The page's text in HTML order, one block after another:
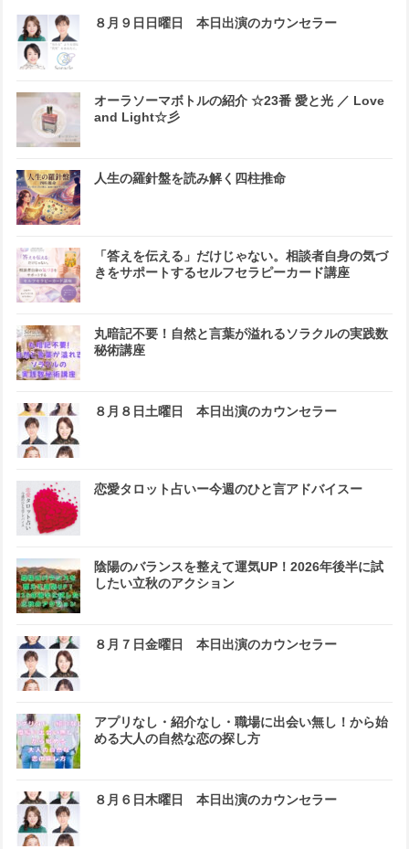
８月９日日曜日 本日出演のカウンセラー
オーラソーマボトルの紹介 ☆23番 愛と光 ／ Love
and Light☆彡
人生の羅針盤を読み解く四柱推命
「答えを伝える」だけじゃない。相談者自身の気づ
きをサポートするセルフセラピーカード講座
丸暗記不要！自然と言葉が溢れるソラクルの実践数
秘術講座
８月８日土曜日 本日出演のカウンセラー
恋愛タロット占いー今週のひと言アドバイスー
陰陽のバランスを整えて運気UP！2026年後半に試
したい立秋のアクション
８月７日金曜日 本日出演のカウンセラー
アプリなし・紹介なし・職場に出会い無し！から始
める大人の自然な恋の探し方
８月６日木曜日 本日出演のカウンセラー